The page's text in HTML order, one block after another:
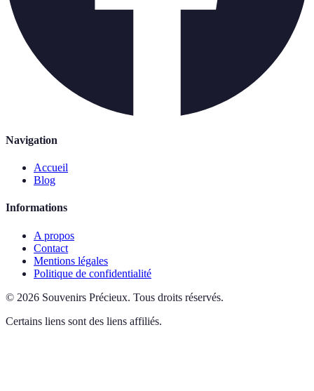
Navigation
Accueil
Blog
Informations
A propos
Contact
Mentions légales
Politique de confidentialité
© 2026 Souvenirs Précieux. Tous droits réservés.
Certains liens sont des liens affiliés.